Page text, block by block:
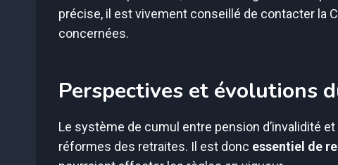
précise, il est vivement conseillé de contacter la
concernées.
Perspectives et évolutions
Le système de cumul entre pension d’invalidité
réformes des retraites. Il est donc essentiel de